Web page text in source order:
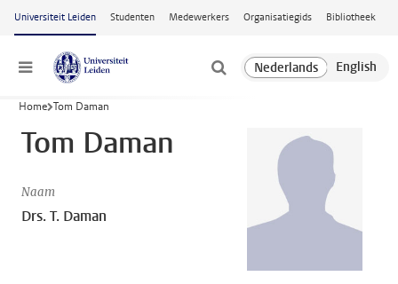
Ga naar hoofdinhoud
Universiteit Leiden Studenten Medewerkers Organisatiegids Bibliotheek
Menu
Home Tom Daman
Tom Daman
Naam
Drs. T. Daman